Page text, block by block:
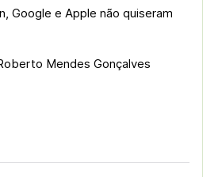
Google e Apple não quiseram
Mendes Gonçalves